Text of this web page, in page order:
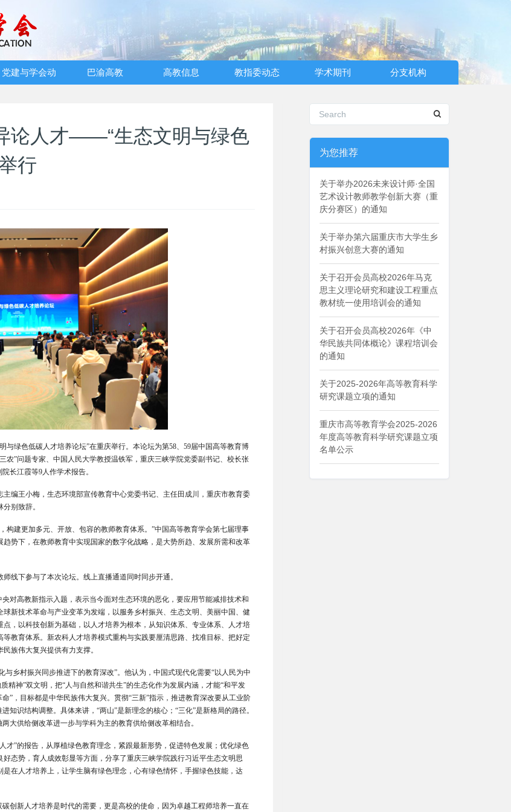
党建与学会动 巴渝高教 高教信息 教指委动态 学术期刊 分支机构
论人才——“生态文明与绿色
行
与绿色低碳人才培养论坛”在重庆举行。本论坛为第58、59届中国高等教育博
农”问题专家、中国人民大学教授温铁军，重庆三峡学院党委副书记、校长张
长江霞等9人作学术报告。
编王小梅，生态环境部宣传教育中心党委书记、主任田成川，重庆市教育委
别致辞。
构建更加多元、开放、包容的教师教育体系。”中国高等教育学会第七届理事
势下，在教师教育中实现国家的数字化战略，是大势所趋、发展所需和改革
线下参与了本次论坛。线上直播通道同时同步开通。
对高教新指示入题，表示当今面对生态环境的恶化，要应用节能减排技术和
新技术革命与产业变革为发端，以服务乡村振兴、生态文明、美丽中国、健
，以科技创新为基础，以人才培养为根本，从知识体系、专业体系、人才培
教育体系。新农科人才培养模式重构与实践要厘清思路、找准目标、把好定
族伟大复兴提供有力支撑。
乡村振兴同步推进下的教育深改”。他认为，中国式现代化需要“以人民为中
精神”双文明，把“人与自然和谐共生”的生态化作为发展内涵，才能“和平发
”，目标都是中华民族伟大复兴。贯彻“三新”指示，推进教育深改要从工业阶
识结构调整。具体来讲，“两山”是新理念的核心；“三化”是新格局的路径。
大供给侧改革进一步与学科为主的教育供给侧改革相结合。
才”的报告，从厚植绿色教育理念，紧跟最新形势，促进特色发展；优化绿色
态势，育人成效彰显等方面，分享了重庆三峡学院践行习近平生态文明思
在人才培养上，让学生脑有绿色理念，心有绿色情怀，手握绿色技能，达
创新人才培养是时代的需要，更是高校的使命，因为卓越工程师培养一直在
为您推荐
关于举办2026未来设计师·全国
艺术设计教师教学创新大赛（重
庆分赛区）的通知
关于举办第六届重庆市大学生乡
村振兴创意大赛的通知
关于召开会员高校2026年马克
思主义理论研究和建设工程重点
教材统一使用培训会的通知
关于召开会员高校2026年《中
华民族共同体概论》课程培训会
的通知
关于2025-2026年高等教育科学
研究课题立项的通知
重庆市高等教育学会2025-2026
年度高等教育科学研究课题立项
名单公示